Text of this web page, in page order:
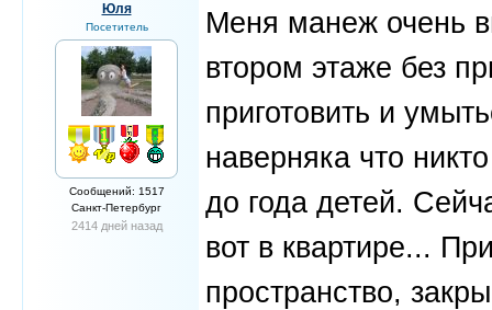
Юля
Посетитель
Сообщений: 1517
Санкт-Петербург
2414 дней назад
Меня манеж очень
втором этаже без
приготовить и
наверняка что
до года детей.
вот в квартире...
пространство,